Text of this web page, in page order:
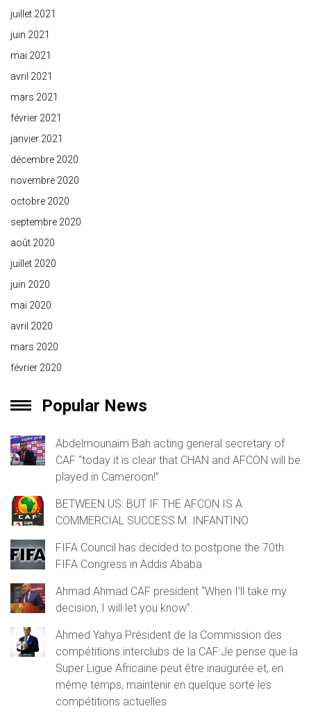
juillet 2021
juin 2021
mai 2021
avril 2021
mars 2021
février 2021
janvier 2021
décembre 2020
novembre 2020
octobre 2020
septembre 2020
août 2020
juillet 2020
juin 2020
mai 2020
avril 2020
mars 2020
février 2020
Popular News
Abdelmounaïm Bah acting general secretary of
CAF “today it is clear that CHAN and AFCON will be
played in Cameroon!”
BETWEEN US: BUT IF THE AFCON IS A
COMMERCIAL SUCCESS M. INFANTINO
FIFA Council has decided to postpone the 70th
FIFA Congress in Addis Ababa
Ahmad Ahmad CAF president “When I’ll take my
decision, I will let you know”.
Ahmed Yahya Président de la Commission des
compétitions interclubs de la CAF:Je pense que la
Super Ligue Africaine peut être inaugurée et, en
même temps, maintenir en quelque sorte les
compétitions actuelles